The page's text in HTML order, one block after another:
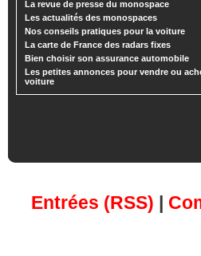
La revue de presse du monospace
Les actualités des monospaces
Nos conseils pratiques pour la voiture
La carte de France des radars fixes
Bien choisir son assurance automobile
Les petites annonces pour vendre ou
voiture
Entrées (RSS) |